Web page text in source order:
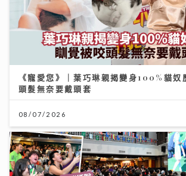
《寵愛您》｜葉巧琳親揭變身100%貓奴
頭髮無奈要戴頭套
08/07/2026